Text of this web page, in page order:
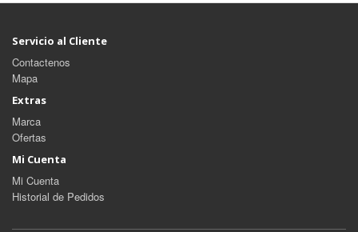
Servicio al Cliente
Contactenos
Mapa
Extras
Marca
Ofertas
Mi Cuenta
Mi Cuenta
Historial de Pedidos